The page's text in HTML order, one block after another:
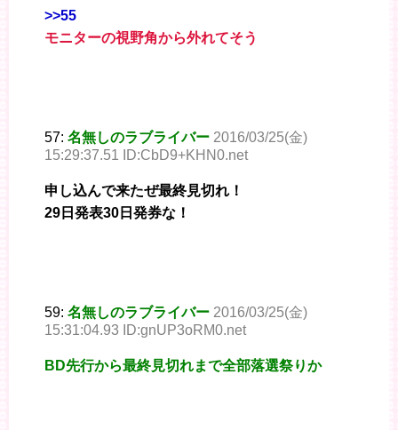
>>55
モニターの視野角から外れてそう
57: 名無しのラブライバー 2016/03/25(金)
15:29:37.51 ID:CbD9+KHN0.net
申し込んで来たぜ最終見切れ！
29日発表30日発券な！
59: 名無しのラブライバー 2016/03/25(金)
15:31:04.93 ID:gnUP3oRM0.net
BD先行から最終見切れまで全部落選祭りか